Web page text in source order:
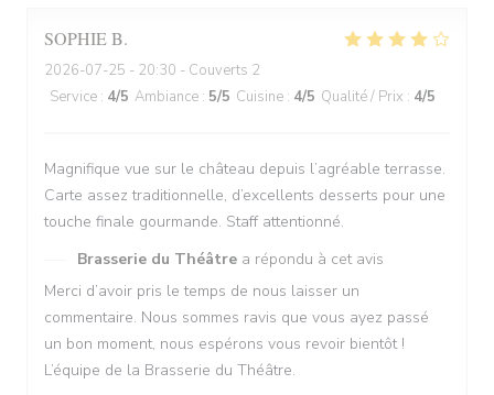
SOPHIEB
2026-07-25 - 20:30 - Couverts 2
Service : 4/5 Ambiance : 5/5 Cuisine : 4/5 Qualité / Prix : 4/5
Magnifique vue sur le château depuis l’agréable terrasse.
Carte assez traditionnelle, d’excellents desserts pour une
touche finale gourmande. Staff attentionné.
Brasserie du Théâtre a répondu à cet avis
Merci d’avoir pris le temps de nous laisser un
commentaire. Nous sommes ravis que vous ayez passé
un bon moment, nous espérons vous revoir bientôt !
L’équipe de la Brasserie du Théâtre.